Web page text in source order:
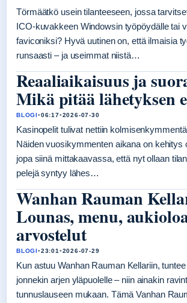
Törmäätkö usein tilanteeseen, jossa
ICO-kuvakkeen Windowsin työpöydälle tai
faviconiksi? Hyvä uutinen on, että ilmaisia
runsaasti – ja useimmat niistä…
Reaaliaikaisuus ja
Mikä pitää lähetyksen
BLOGI•06:17•2026-07-30
Kasinopelit tulivat nettiin
Näiden vuosikymmenten aikana on kehitys
jopa siinä mittakaavassa, että nyt ollaan
pelejä syntyy lähes…
Wanhan Rauman
Lounas, menu,
arvostelut
BLOGI•23:01 •2026-07-29
Kun astuu Wanhan Rauman Kellariin,
jonnekin arjen yläpuolelle – niin ainakin
tunnuslauseen mukaan. Tämä Vanhan